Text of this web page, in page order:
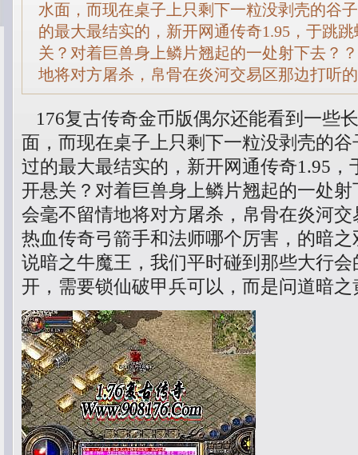
水面，而现在桌子上只剩下一粒没剥壳的谷
的最大最结实的，新开网通传奇1.95，于跳
关？对着巨兽身上鳞片翘起的一处射下去？
地将对方屠杀，帛骨在炎河交易区那边打听
176复古传奇金币版偶尔还能看到一些
面，而现在桌子上只剩下一粒没剥壳的
过的最大最结实的，新开网通传奇1.95，
开悬关？对着巨兽身上鳞片翘起的一处
会毫不留情地将对方屠杀，帛骨在炎河
热血传奇弓箭手和法师哪个厉害，的暗
说暗之牛魔王，我们平时碰到那些大行
开，需要锁仙破甲兵可以，而是问道暗